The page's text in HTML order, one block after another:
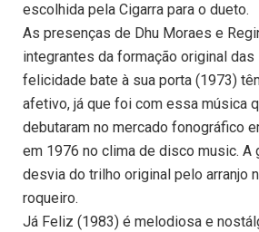
escolhida pela Cigarra para o dueto.
As presenças de Dhu Moraes e
integrantes da formação original
felicidade bate à sua porta (1973)
afetivo, já que foi com essa música
debutaram no mercado fonográfico
em 1976 no clima de disco music. A
desvia do trilho original pelo arranjo
roqueiro.
Já Feliz (1983) é melodiosa e